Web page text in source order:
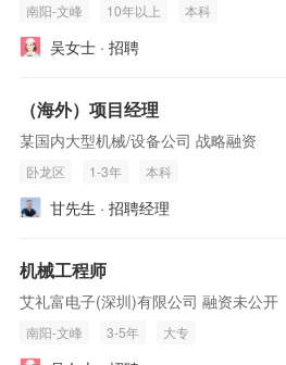
南阳-文峰 10年以上 本科
吴女士 · 招聘
（海外）项目经理
某国内大型机械/设备公司 战略融资
卧龙区 1-3年 本科
甘先生 · 招聘经理
机械工程师
艾礼富电子(深圳)有限公司 融资未公开
南阳-文峰 3-5年 大专